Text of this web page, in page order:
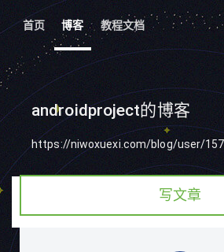
首页 博客 教程文档
androidproject的博客
https://niwoxuexi.com/blog/user/157
写文章